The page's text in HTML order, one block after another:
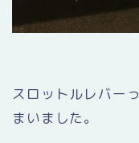
スロットルレバー
まいました。